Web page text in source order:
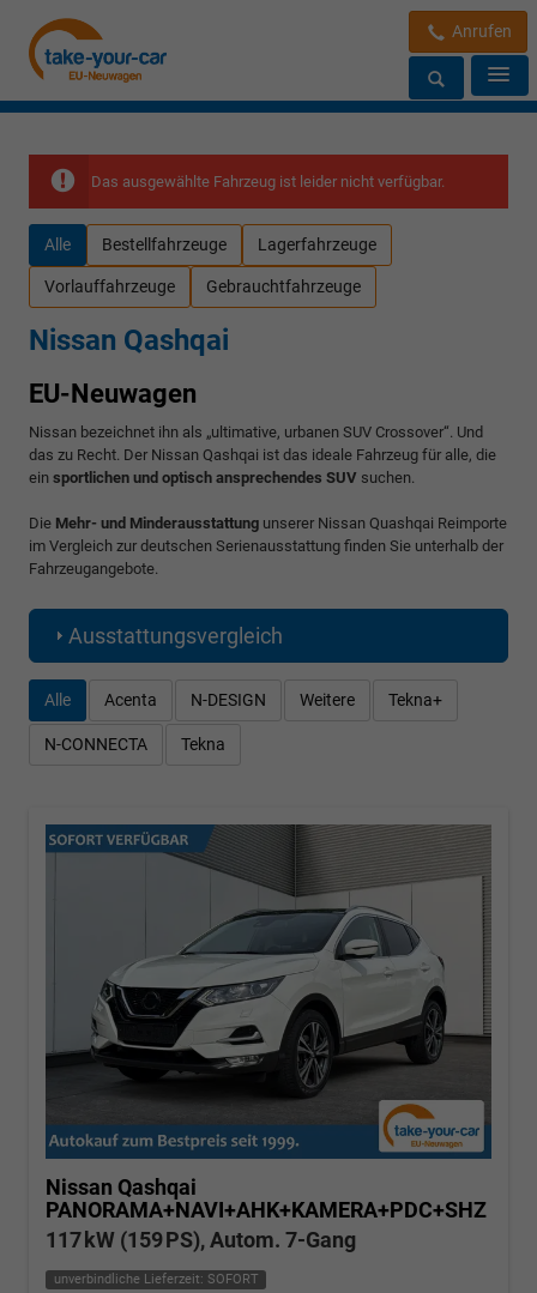
Anrufen
Das ausgewählte Fahrzeug ist leider nicht verfügbar.
Alle Bestellfahrzeuge Lagerfahrzeuge
Vorlauffahrzeuge Gebrauchtfahrzeuge
Nissan Qashqai
EU-Neuwagen
Nissan bezeichnet ihn als „ultimative, urbanen SUV Crossover“. Und
das zu Recht. Der Nissan Qashqai ist das ideale Fahrzeug für alle, die
ein sportlichen und optisch ansprechendes SUV suchen.
Die Mehr- und Minderausstattung unserer Nissan Quashqai Reimporte
im Vergleich zur deutschen Serienausstattung finden Sie unterhalb der
Fahrzeugangebote.
Ausstattungsvergleich
Alle Acenta N-DESIGN Weitere Tekna+
N-CONNECTA Tekna
Nissan Qashqai
PANORAMA+NAVI+AHK+KAMERA+PDC+SHZ
117 kW (159 PS), Autom. 7-Gang
unverbindliche Lieferzeit: SOFORT